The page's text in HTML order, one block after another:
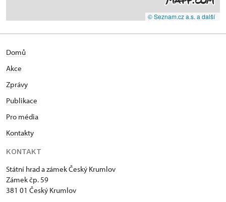
© Seznam.cz a.s. a další
Domů
Akce
Zprávy
Publikace
Pro média
Kontakty
KONTAKT
Státní hrad a zámek Český Krumlov
Zámek čp. 59
381 01 Český Krumlov